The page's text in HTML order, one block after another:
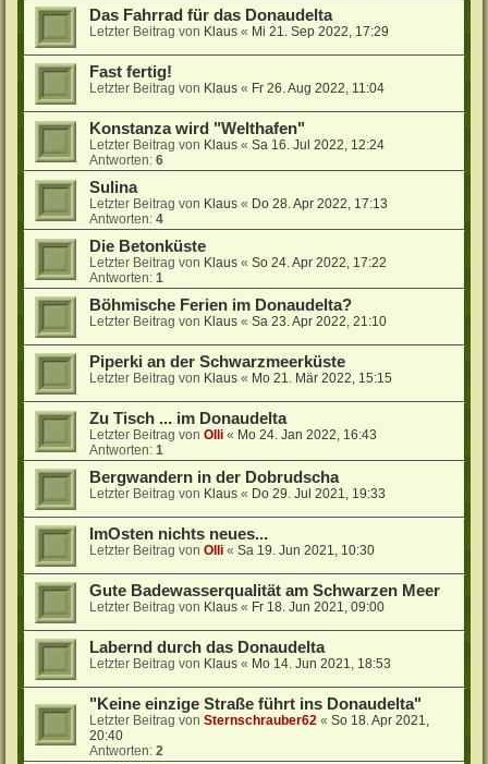
Das Fahrrad für das Donaudelta
Letzter Beitrag von Klaus « Mi 21. Sep 2022, 17:29
Fast fertig!
Letzter Beitrag von Klaus « Fr 26. Aug 2022, 11:04
Konstanza wird "Welthafen"
Letzter Beitrag von Klaus « Sa 16. Jul 2022, 12:24
Antworten: 6
Sulina
Letzter Beitrag von Klaus « Do 28. Apr 2022, 17:13
Antworten: 4
Die Betonküste
Letzter Beitrag von Klaus « So 24. Apr 2022, 17:22
Antworten: 1
Böhmische Ferien im Donaudelta?
Letzter Beitrag von Klaus « Sa 23. Apr 2022, 21:10
Piperki an der Schwarzmeerküste
Letzter Beitrag von Klaus « Mo 21. Mär 2022, 15:15
Zu Tisch ... im Donaudelta
Letzter Beitrag von Olli « Mo 24. Jan 2022, 16:43
Antworten: 1
Bergwandern in der Dobrudscha
Letzter Beitrag von Klaus « Do 29. Jul 2021, 19:33
ImOsten nichts neues...
Letzter Beitrag von Olli « Sa 19. Jun 2021, 10:30
Gute Badewasserqualität am Schwarzen Meer
Letzter Beitrag von Klaus « Fr 18. Jun 2021, 09:00
Labernd durch das Donaudelta
Letzter Beitrag von Klaus « Mo 14. Jun 2021, 18:53
"Keine einzige Straße führt ins Donaudelta"
Letzter Beitrag von Sternschrauber62 « So 18. Apr 2021,
20:40
Antworten: 2